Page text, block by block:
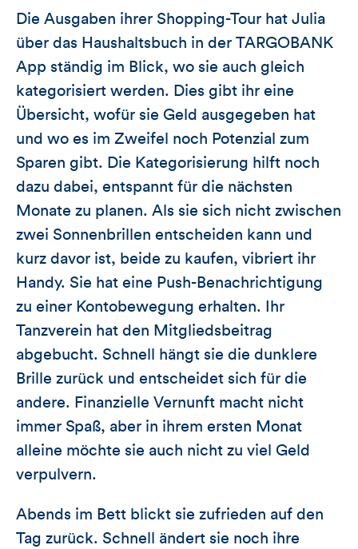
Die Ausgaben ihrer Shopping-Tour hat Julia
über das Haushaltsbuch in der TARGOBANK
App ständig im Blick, wo sie auch gleich
kategorisiert werden. Dies gibt ihr eine
Übersicht, wofür sie Geld ausgegeben hat
und wo es im Zweifel noch Potenzial zum
Sparen gibt. Die Kategorisierung hilft noch
dazu dabei, entspannt für die nächsten
Monate zu planen. Als sie sich nicht zwischen
zwei Sonnenbrillen entscheiden kann und
kurz davor ist, beide zu kaufen, vibriert ihr
Handy. Sie hat eine Push-Benachrichtigung
zu einer Kontobewegung erhalten. Ihr
Tanzverein hat den Mitgliedsbeitrag
abgebucht. Schnell hängt sie die dunklere
Brille zurück und entscheidet sich für die
andere. Finanzielle Vernunft macht nicht
immer Spaß, aber in ihrem ersten Monat
alleine möchte sie auch nicht zu viel Geld
verpulvern.
Abends im Bett blickt sie zufrieden auf den
Tag zurück. Schnell ändert sie noch ihre